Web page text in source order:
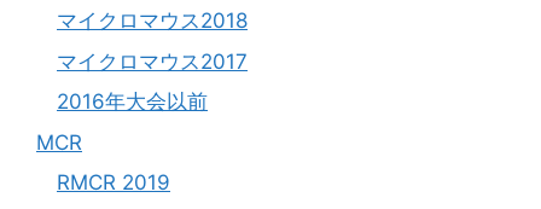
マイクロマウス2018
マイクロマウス2017
2016年大会以前
MCR
RMCR 2019